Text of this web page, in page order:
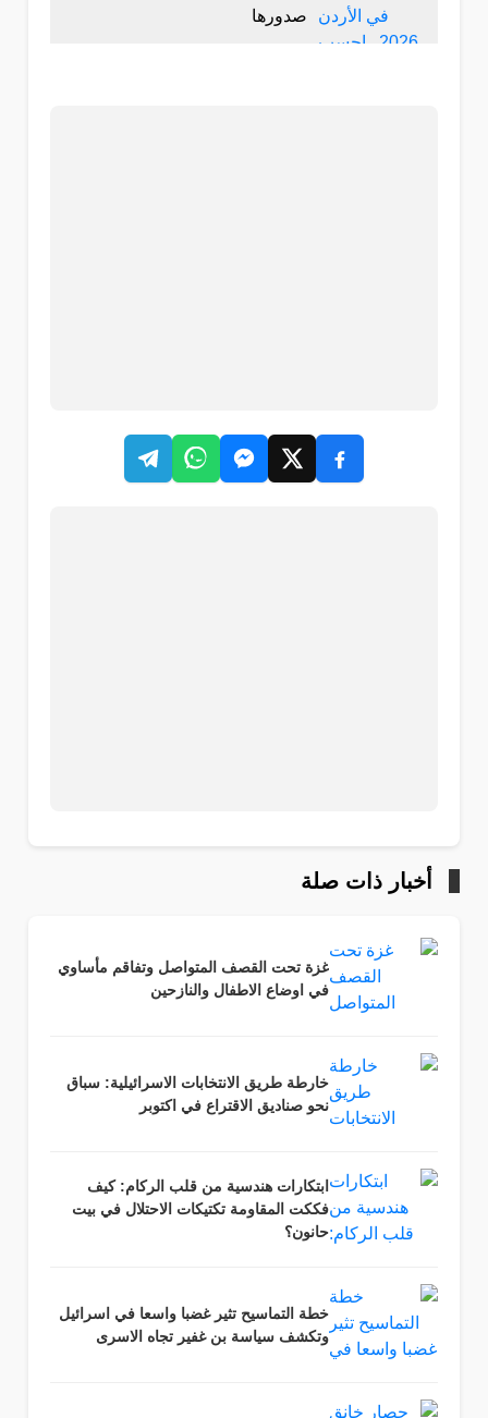
صدورها
أخبار ذات صلة
غزة تحت القصف المتواصل وتفاقم مأساوي
في اوضاع الاطفال والنازحين
خارطة طريق الانتخابات الاسرائيلية: سباق
نحو صناديق الاقتراع في اكتوبر
ابتكارات هندسية من قلب الركام: كيف
فككت المقاومة تكتيكات الاحتلال في بيت
حانون؟
خطة التماسيح تثير غضبا واسعا في اسرائيل
وتكشف سياسة بن غفير تجاه الاسرى